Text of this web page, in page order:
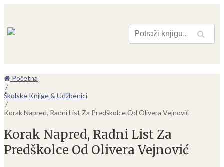
Pretraga
Početna
/
Školske Knjige & Udžbenici
/
Korak Napred, Radni List Za Predškolce Od Olivera Vejnović
Korak Napred, Radni List Za
Predškolce Od Olivera Vejnović